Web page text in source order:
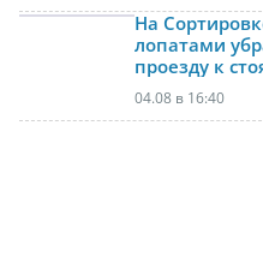
На
лопатами
проезду к
04.08 в 16:40